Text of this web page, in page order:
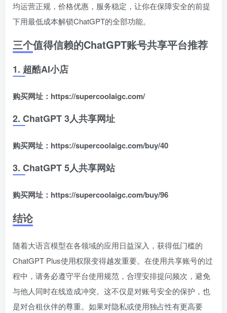
均运营正规，价格优惠，服务稳定，让你在保障安全的前提
下用最低成本解锁ChatGPT的全部功能。
三个值得信赖的ChatGPT账号共享平台推荐
1. 超酷AI小店
购买网址：https://supercoolaigc.com/
2. ChatGPT 3人共享网址
购买网址：https://supercoolaigc.com/buy/40
3. ChatGPT 5人共享网站
购买网址：https://supercoolaigc.com/buy/96
结论
随着大语言模型在各领域的应用日益深入，获得低门槛的
ChatGPT Plus使用权限变得越发重要。在使用共享账号的过
程中，请务必遵守平台使用规范，合理安排提问频次，避免
与他人同时在线造成冲突。这不仅是对账号安全的保护，也
是对合租伙伴的尊重。如果对隐私或使用独占性有更高要